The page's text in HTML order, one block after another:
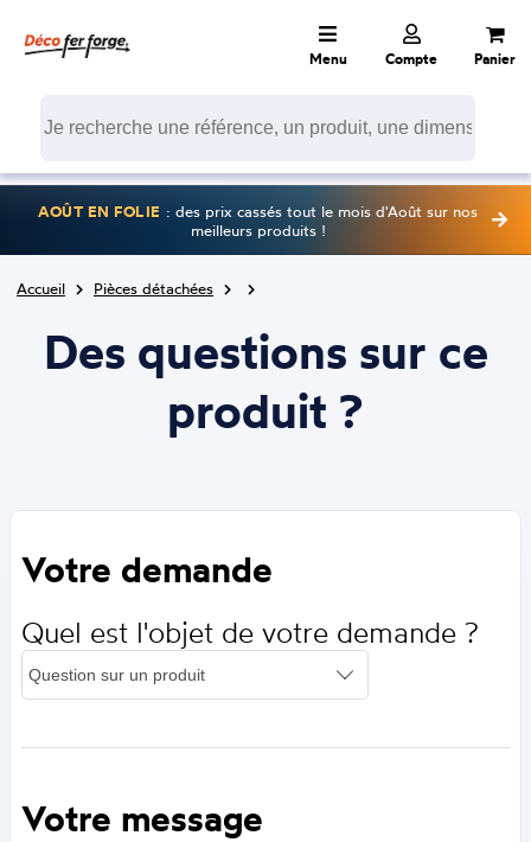
Menu Compte Panier
AOÛT EN FOLIE : des prix cassés tout le mois d'Août sur nos
meilleurs produits !
Accueil Pièces détachées
Des questions sur ce
produit ?
Votre demande
Quel est l'objet de votre demande ?
Votre message